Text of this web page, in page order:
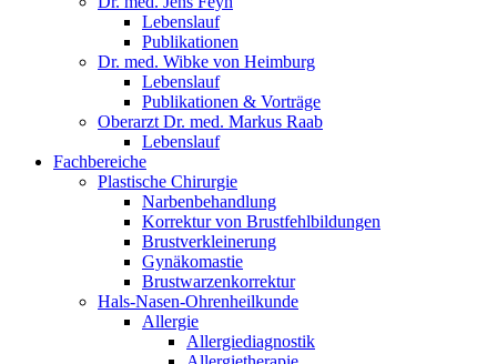
Lebenslauf
Publikationen
Dr. med. Wibke von Heimburg
Lebenslauf
Publikationen & Vorträge
Oberarzt Dr. med. Markus Raab
Lebenslauf
Fachbereiche
Plastische Chirurgie
Narbenbehandlung
Korrektur von Brustfehlbildungen
Brustverkleinerung
Gynäkomastie
Brustwarzenkorrektur
Hals-Nasen-Ohrenheilkunde
Allergie
Allergiediagnostik